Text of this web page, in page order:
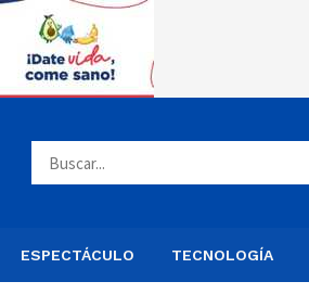
ESPECTÁCULO TECNOLOGÍA